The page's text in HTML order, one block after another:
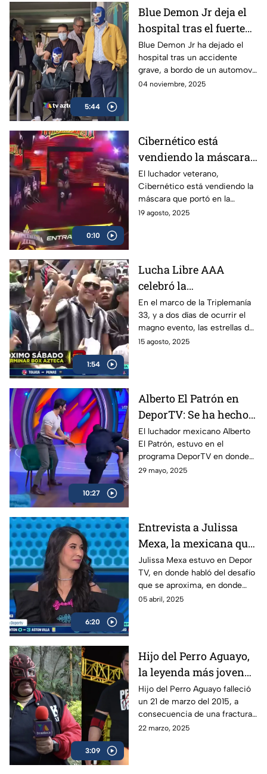
5:44
Blue Demon Jr deja el
hospital tras el fuerte
accidente
automovilístico
Blue Demon Jr ha dejado el
hospital tras un accidente
grave, a bordo de un automovil
sufrido el 28 de octubre en la
04 noviembre, 2025
0:10
Cibernético está
vendiendo la máscara
que usó en Triplemanía
33
El luchador veterano,
Cibernético está vendiendo la
máscara que portó en la
Triplemanía 33, en donde
19 agosto, 2025
1:54
Lucha Libre AAA
celebró la
peregrinación 2025,
previo a la Triplemanía
En el marco de la Triplemanía
33, y a dos días de ocurrir el
magno evento, las estrellas de
la AAA celebraron la tradicional
15 agosto, 2025
10:27
Alberto El Patrón en
DeporTV: Se ha hecho
todo para poder
regresar a WWE
El luchador mexicano Alberto
El Patrón, estuvo en el
programa DeporTV en donde
habló de su presente como
29 mayo, 2025
6:20
Entrevista a Julissa
Mexa, la mexicana que
expondrá su cabellera
Julissa Mexa estuvo en Depor
TV, en donde habló del desafío
que se aproxima, en donde
expondrá su cabellera ante
05 abril, 2025
3:09
Hijo del Perro Aguayo,
la leyenda más joven
de la lucha libre en
morir | A una década de
su fallecimiento
Hijo del Perro Aguayo falleció
un 21 de marzo del 2015, a
consecuencia de una fractura
cervical mientras luchaba en
22 marzo, 2025